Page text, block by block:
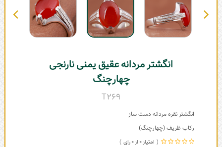
انگشتر مردانه عقیق یمنی نارنجی
چهارچنگ
T269
انگشتر نقره مردانه دست ساز
رکاب ظریف (چهارچنگ)
0
0